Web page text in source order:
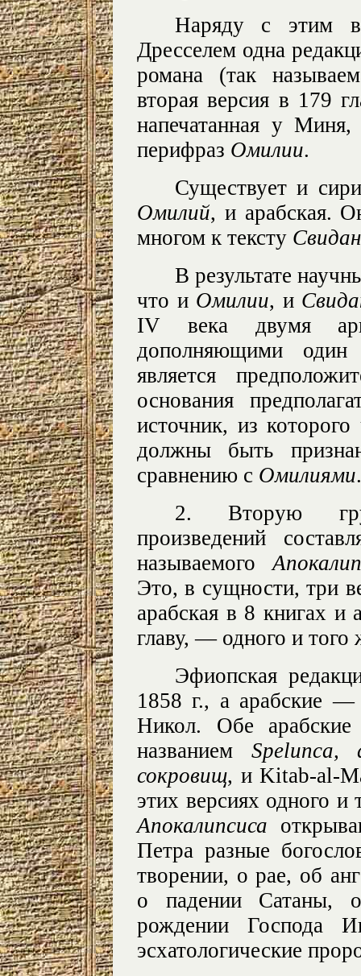
Наряду с этим
Дресселем одна
романа (так
вторая версия в 179
напечатанная у
перифраз Омилии.
Существует и
Омилий, и арабская.
многом к тексту
В результате
что и Омилии, и
IV века двумя
дополняющими один
является
основания
источник, из
должны быть
сравнению с Омилиями.
2. Вторую
произведений
называемого
Это, в сущности, три
арабская в 8 книгах и
главу, — одного и того
Эфиопская
1858 г., а арабские
Никол. Обе
названием Spelunca,
сокровищ, и Kitаb-al-
этих версиях одного и
Апокалипсиса
Петра разные
творении, о рае, об
о падении Сатаны,
рождении Господа
эсхатологические